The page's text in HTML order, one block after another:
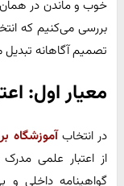
خوب و ماندن در
بررسی می‌کنیم که
تصمیم آگاهانه
معیار اول:
در انتخابآموزشگاه
از اعتبار علمی
گواهینامه داخلی و